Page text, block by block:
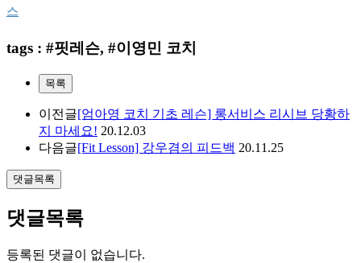
스
tags : #핏레슨, #이영민 코치
목록
이전글[엄아영 코치 기초 레슨] 롱서비스 리시브 당황하
지 마세요! 20.12.03
다음글[Fit Lesson] 강우겸의 피드백 20.11.25
댓글목록
댓글목록
등록된 댓글이 없습니다.